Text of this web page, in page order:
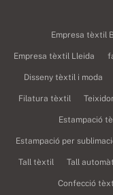
Empresa tèxtil
Empresa tèxtil Lleida
Disseny tèxtil i moda
Filatura tèxtil
Estampació
Estampació per
Tall tèxtil Tall
Confecció